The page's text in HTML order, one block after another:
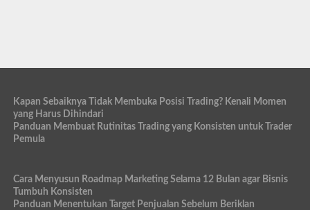
Kapan Sebaiknya Tidak Membuka Posisi Trading? Kenali Momen
yang Harus Dihindari
Panduan Membuat Rutinitas Trading yang Konsisten untuk Trader
Pemula
Cara Menyusun Roadmap Marketing Selama 12 Bulan agar Bisnis
Tumbuh Konsisten
Panduan Menentukan Target Penjualan Sebelum Beriklan